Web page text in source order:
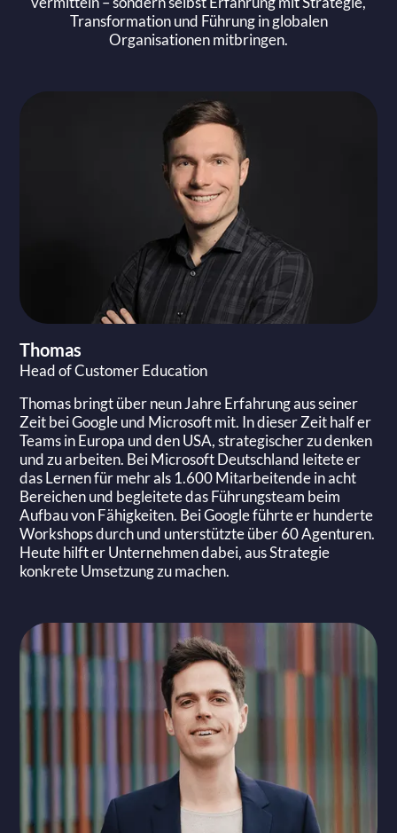
Transformation und Führung in globalen
Organisationen mitbringen.
Thomas
Head of Customer Education
Thomas bringt über neun Jahre Erfahrung aus seiner
Zeit bei Google und Microsoft mit. In dieser Zeit half er
Teams in Europa und den USA, strategischer zu denken
und zu arbeiten. Bei Microsoft Deutschland leitete er
das Lernen für mehr als 1.600 Mitarbeitende in acht
Bereichen und begleitete das Führungsteam beim
Aufbau von Fähigkeiten. Bei Google führte er hunderte
Workshops durch und unterstützte über 60 Agenturen.
Heute hilft er Unternehmen dabei, aus Strategie
konkrete Umsetzung zu machen.